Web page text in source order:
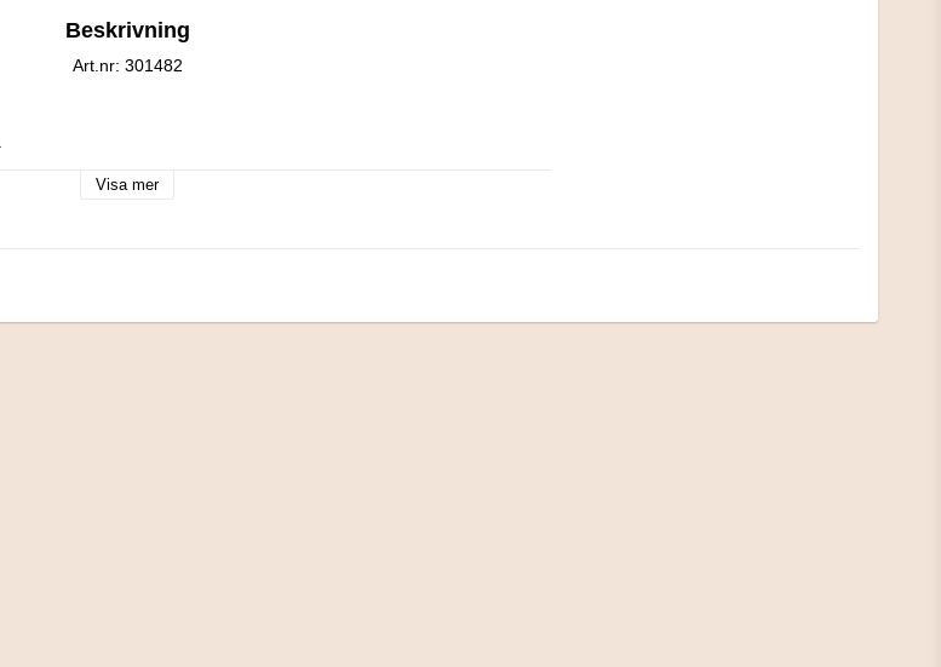
Beskrivning
Art.nr: 301482
Visa mer